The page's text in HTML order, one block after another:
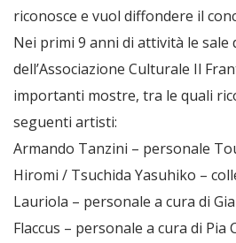
riconosce e vuol diffondere il
Nei primi 9 anni di attività le sale
dell’Associazione Culturale Il
importanti mostre, tra le quali
seguenti artisti:
Armando Tanzini – personale
Hiromi / Tsuchida Yasuhiko –
Lauriola – personale a cura di
Flaccus – personale a cura di Pia